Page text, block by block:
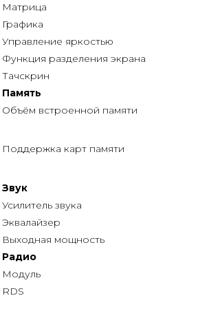
Матрица
Графика
Управление яркостью
Функция разделения экрана
Тачскрин
Память
Объём встроенной памяти
Поддержка карт памяти
Звук
Усилитель звука
Эквалайзер
Выходная мощность
Радио
Модуль
RDS